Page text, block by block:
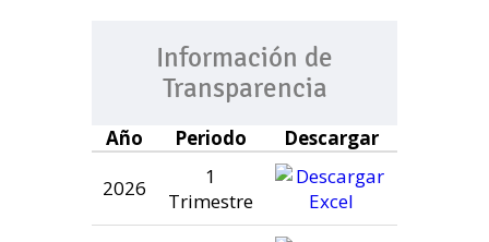
Información de
Transparencia
Año Periodo
Descargar
2026
1
Trimestre